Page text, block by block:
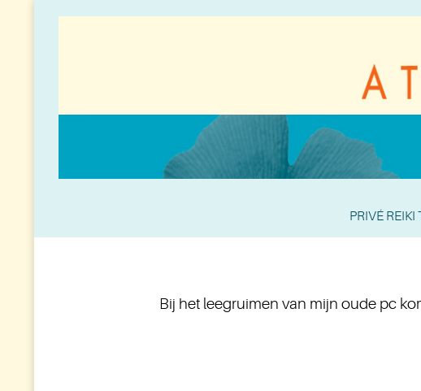
PRIVÉ
Bij het leegruimen van mijn oude pc